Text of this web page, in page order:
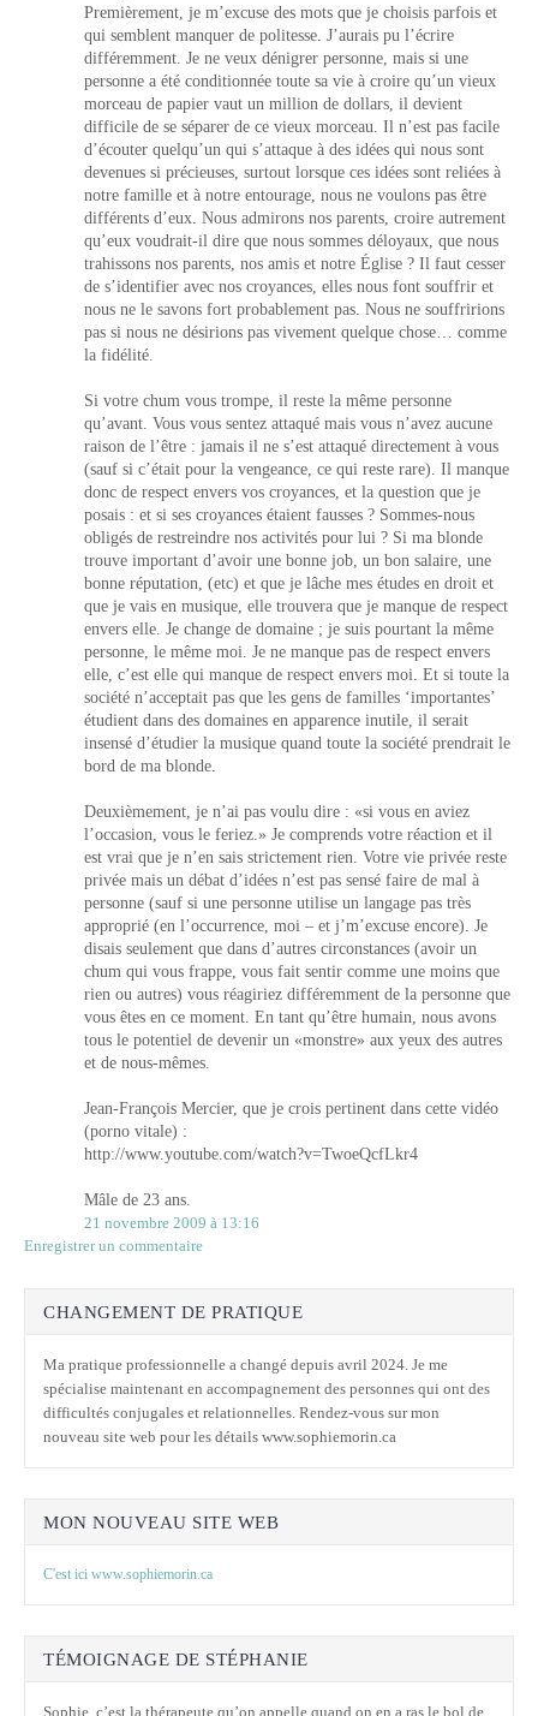
Premièrement, je m’excuse des mots que je choisis parfois et
qui semblent manquer de politesse. J’aurais pu l’écrire
différemment. Je ne veux dénigrer personne, mais si une
personne a été conditionnée toute sa vie à croire qu’un vieux
morceau de papier vaut un million de dollars, il devient
difficile de se séparer de ce vieux morceau. Il n’est pas facile
d’écouter quelqu’un qui s’attaque à des idées qui nous sont
devenues si précieuses, surtout lorsque ces idées sont reliées à
notre famille et à notre entourage, nous ne voulons pas être
différents d’eux. Nous admirons nos parents, croire autrement
qu’eux voudrait-il dire que nous sommes déloyaux, que nous
trahissons nos parents, nos amis et notre Église ? Il faut cesser
de s’identifier avec nos croyances, elles nous font souffrir et
nous ne le savons fort probablement pas. Nous ne souffririons
pas si nous ne désirions pas vivement quelque chose… comme
la fidélité.
Si votre chum vous trompe, il reste la même personne
qu’avant. Vous vous sentez attaqué mais vous n’avez aucune
raison de l’être : jamais il ne s’est attaqué directement à vous
(sauf si c’était pour la vengeance, ce qui reste rare). Il manque
donc de respect envers vos croyances, et la question que je
posais : et si ses croyances étaient fausses ? Sommes-nous
obligés de restreindre nos activités pour lui ? Si ma blonde
trouve important d’avoir une bonne job, un bon salaire, une
bonne réputation, (etc) et que je lâche mes études en droit et
que je vais en musique, elle trouvera que je manque de respect
envers elle. Je change de domaine ; je suis pourtant la même
personne, le même moi. Je ne manque pas de respect envers
elle, c’est elle qui manque de respect envers moi. Et si toute la
société n’acceptait pas que les gens de familles ‘importantes’
étudient dans des domaines en apparence inutile, il serait
insensé d’étudier la musique quand toute la société prendrait le
bord de ma blonde.
Deuxièmement, je n’ai pas voulu dire : «si vous en aviez
l’occasion, vous le feriez.» Je comprends votre réaction et il
est vrai que je n’en sais strictement rien. Votre vie privée reste
privée mais un débat d’idées n’est pas sensé faire de mal à
personne (sauf si une personne utilise un langage pas très
approprié (en l’occurrence, moi – et j’m’excuse encore). Je
disais seulement que dans d’autres circonstances (avoir un
chum qui vous frappe, vous fait sentir comme une moins que
rien ou autres) vous réagiriez différemment de la personne que
vous êtes en ce moment. En tant qu’être humain, nous avons
tous le potentiel de devenir un «monstre» aux yeux des autres
et de nous-mêmes.
Jean-François Mercier, que je crois pertinent dans cette vidéo
(porno vitale) :
http://www.youtube.com/watch?v=TwoeQcfLkr4
Mâle de 23 ans.
21 novembre 2009 à 13:16
Enregistrer un commentaire
CHANGEMENT DE PRATIQUE
Ma pratique professionnelle a changé depuis avril 2024. Je me
spécialise maintenant en accompagnement des personnes qui ont des
difficultés conjugales et relationnelles. Rendez-vous sur mon
nouveau site web pour les détails www.sophiemorin.ca
MON NOUVEAU SITE WEB
C'est ici www.sophiemorin.ca
TÉMOIGNAGE DE STÉPHANIE
Sophie, c’est la thérapeute qu’on appelle quand on en a ras le bol de